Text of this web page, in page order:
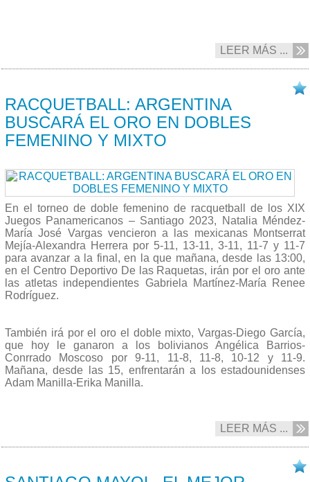
LEER MÁS ...
RACQUETBALL: ARGENTINA
BUSCARÁ EL ORO EN DOBLES
FEMENINO Y MIXTO
En el torneo de doble femenino de racquetball de los XIX
Juegos Panamericanos – Santiago 2023, Natalia Méndez-
María José Vargas vencieron a las mexicanas Montserrat
Mejía-Alexandra Herrera por 5-11, 13-11, 3-11, 11-7 y 11-7
para avanzar a la final, en la que mañana, desde las 13:00,
en el Centro Deportivo De las Raquetas, irán por el oro ante
las atletas independientes Gabriela Martínez-María Renee
Rodríguez.
También irá por el oro el doble mixto, Vargas-Diego García,
que hoy le ganaron a los bolivianos Angélica Barrios-
Conrrado Moscoso por 9-11, 11-8, 11-8, 10-12 y 11-9.
Mañana, desde las 15, enfrentarán a los estadounidenses
Adam Manilla-Erika Manilla.
LEER MÁS ...